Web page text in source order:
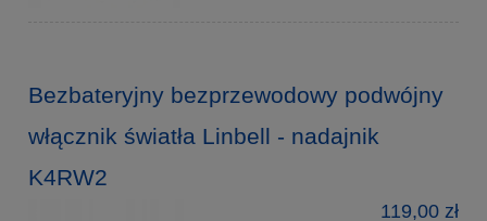
Bezbateryjny bezprzewodowy podwójny
włącznik światła Linbell - nadajnik
K4RW2
119,00 zł